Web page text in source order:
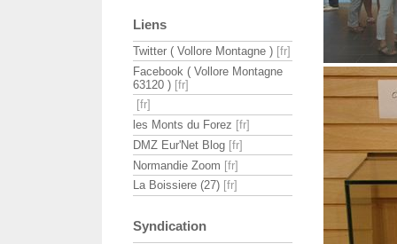
Liens
Twitter ( Vollore Montagne )
Facebook ( Vollore Montagne
63120 )
les Monts du Forez
DMZ Eur'Net Blog
Normandie Zoom
La Boissiere (27)
Syndication